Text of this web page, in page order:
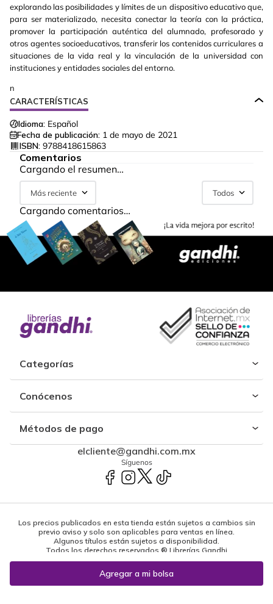
explorando las posibilidades y límites de un dispositivo educativo que,
para ser materializado, necesita conectar la teoría con la práctica,
promover la participación auténtica del alumnado, profesorado y
otros agentes socioeducativos, transferir los contenidos curriculares a
situaciones de la vida real y la vinculación de la universidad con
instituciones y entidades sociales del entorno.
n
CARACTERÍSTICAS
Idioma: Español
Fecha de publicación: 1 de mayo de 2021
ISBN: 9788418615863
Comentarios
Cargando el resumen…
Más reciente Todos
Cargando comentarios…
Categorías
Conócenos
Métodos de pago
elcliente@gandhi.com.mx
Síguenos
Los precios publicados en esta tienda están sujetos a cambios sin
previo aviso y solo son aplicables para ventas en línea.
Algunos títulos están sujetos a disponibilidad.
Todos los derechos reservados ® Librerías Gandhi